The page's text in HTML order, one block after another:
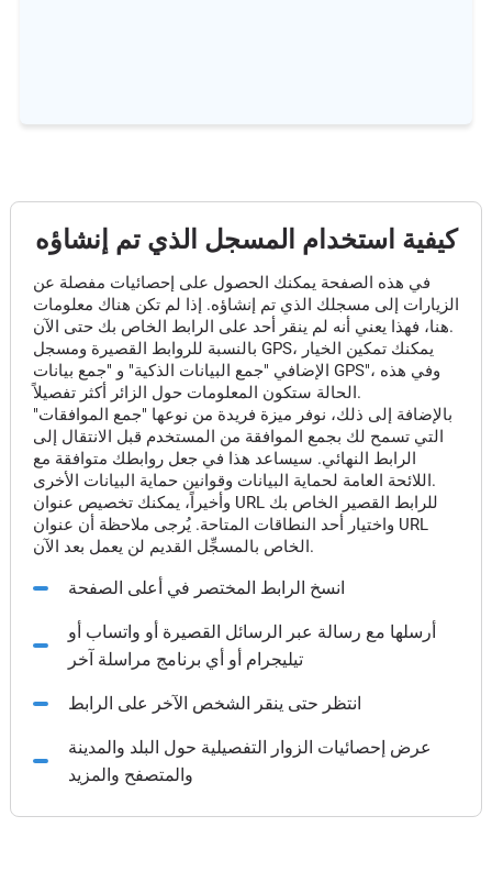
كيفية استخدام المسجل الذي تم إنشاؤه
في هذه الصفحة يمكنك الحصول على إحصائيات مفصلة عن
الزيارات إلى مسجلك الذي تم إنشاؤه. إذا لم تكن هناك معلومات
هنا، فهذا يعني أنه لم ينقر أحد على الرابط الخاص بك حتى الآن.
بالنسبة للروابط القصيرة ومسجل GPS، يمكنك تمكين الخيار
الإضافي "جمع البيانات الذكية" و "جمع بيانات GPS"، وفي هذه
الحالة ستكون المعلومات حول الزائر أكثر تفصيلاً.
بالإضافة إلى ذلك، نوفر ميزة فريدة من نوعها "جمع الموافقات"
التي تسمح لك بجمع الموافقة من المستخدم قبل الانتقال إلى
الرابط النهائي. سيساعد هذا في جعل روابطك متوافقة مع
اللائحة العامة لحماية البيانات وقوانين حماية البيانات الأخرى.
وأخيراً، يمكنك تخصيص عنوان URL للرابط القصير الخاص بك
واختيار أحد النطاقات المتاحة. يُرجى ملاحظة أن عنوان URL
الخاص بالمسجِّل القديم لن يعمل بعد الآن.
انسخ الرابط المختصر في أعلى الصفحة
أرسلها مع رسالة عبر الرسائل القصيرة أو واتساب أو
تيليجرام أو أي برنامج مراسلة آخر
انتظر حتى ينقر الشخص الآخر على الرابط
عرض إحصائيات الزوار التفصيلية حول البلد والمدينة
والمتصفح والمزيد